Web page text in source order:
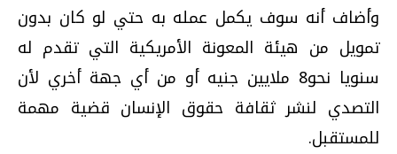
وأضاف أنه سوف يكمل عمله به حتي لو كان بدون
تمويل من هيئة المعونة الأمريكية التي تقدم له
سنويا نحو‏8‏ ملايين جنيه أو من أي جهة أخري‏ لأن
التصدي لنشر ثقافة حقوق الإنسان قضية مهمة
للمستقبل‏.‏